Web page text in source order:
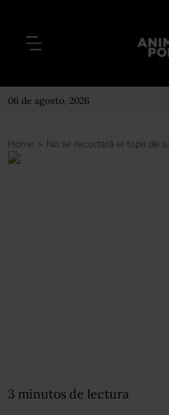
06 de agosto, 2026
Home >
3 minutos de lectura